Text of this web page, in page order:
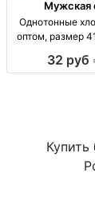
Мужская
Однотонные
оптом, размер
45, уп. 10
32 руб